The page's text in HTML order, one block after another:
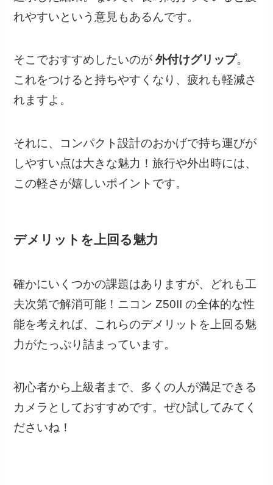
れやすいという意見もあるんです。
そこでおすすめしたいのが外付けグリップ。
これをつけると持ちやすくなり、疲れも軽減さ
れますよ。
それに、コンパクト設計のおかげで持ち運びが
しやすい点は大きな魅力！旅行や外出時には、
この軽さが嬉しいポイントです。
デメリットを上回る魅力
確かにいくつかの課題はありますが、どれも工
夫次第で解消可能！ニコン Z50II の全体的な性
能を考えれば、これらのデメリットを上回る魅
力がたっぷり詰まっています。
初心者から上級者まで、多くの人が満足できる
カメラとしておすすめです。ぜひ試してみてく
ださいね！